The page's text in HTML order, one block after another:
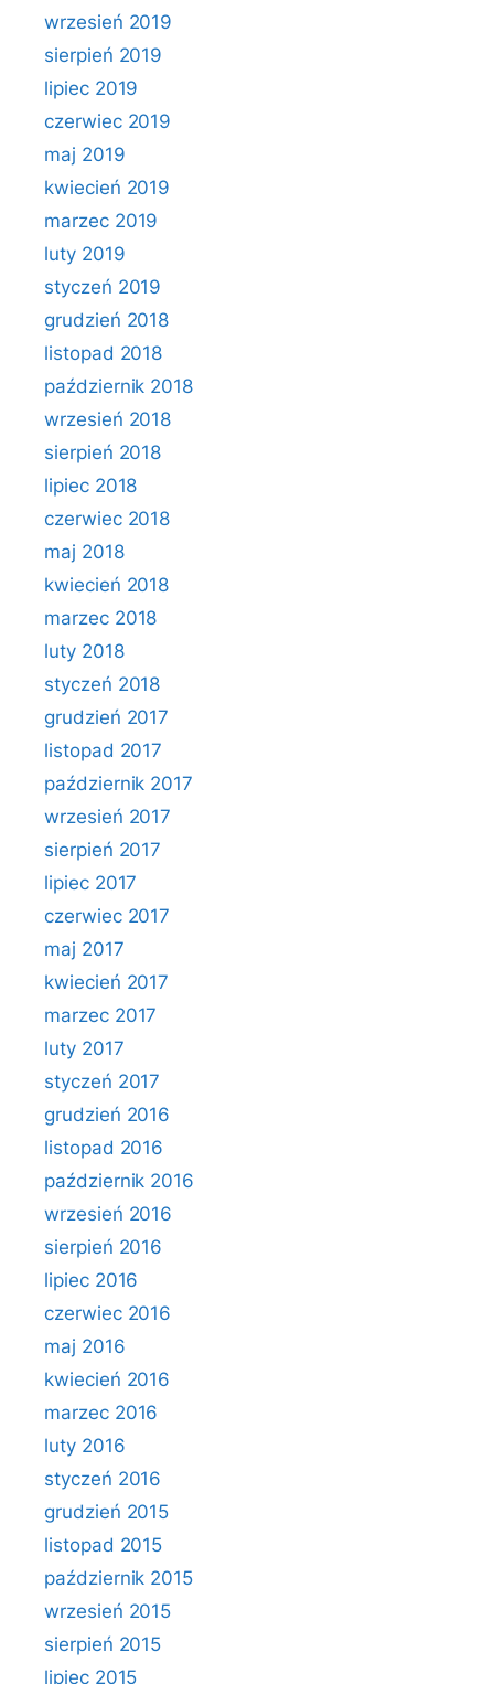
wrzesień 2019
sierpień 2019
lipiec 2019
czerwiec 2019
maj 2019
kwiecień 2019
marzec 2019
luty 2019
styczeń 2019
grudzień 2018
listopad 2018
październik 2018
wrzesień 2018
sierpień 2018
lipiec 2018
czerwiec 2018
maj 2018
kwiecień 2018
marzec 2018
luty 2018
styczeń 2018
grudzień 2017
listopad 2017
październik 2017
wrzesień 2017
sierpień 2017
lipiec 2017
czerwiec 2017
maj 2017
kwiecień 2017
marzec 2017
luty 2017
styczeń 2017
grudzień 2016
listopad 2016
październik 2016
wrzesień 2016
sierpień 2016
lipiec 2016
czerwiec 2016
maj 2016
kwiecień 2016
marzec 2016
luty 2016
styczeń 2016
grudzień 2015
listopad 2015
październik 2015
wrzesień 2015
sierpień 2015
lipiec 2015